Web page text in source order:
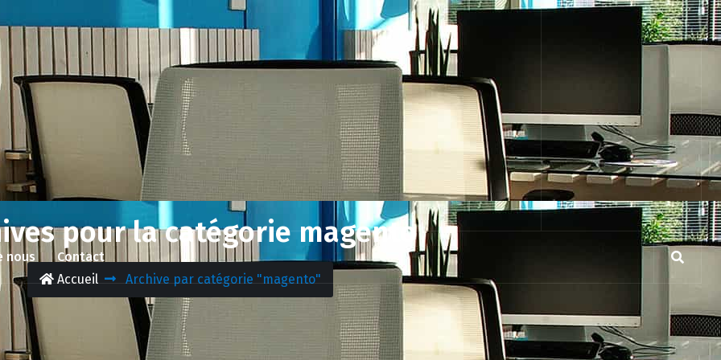
nous Contact
pour la catégorie magento
Accueil Archive par catégorie "magento"